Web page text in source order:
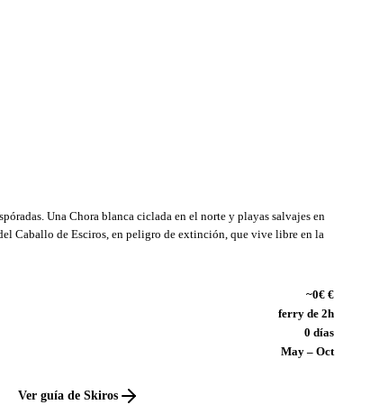
Una Chora blanca ciclada en el norte y playas salvajes en
Caballo de Esciros, en peligro de extinción, que vive libre en la
~0€ €
ferry de 2h
0 días
May – Oct
Ver guía de Skiros